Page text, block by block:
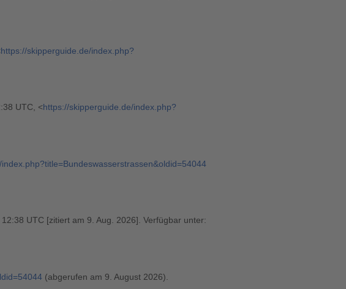
https://skipperguide.de/index.php?
UTC, <https://skipperguide.de/index.php?
UTC [zitiert am 9. Aug. 2026]. Verfügbar unter:
(abgerufen am 9. August 2026).